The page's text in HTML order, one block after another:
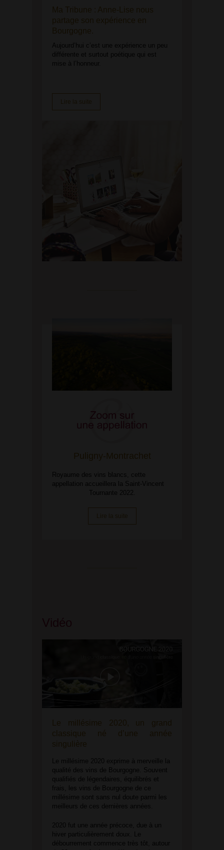
Ma Tribune : Anne-Lise nous
partage son expérience en
Bourgogne.
Aujourd’hui c’est une expérience un peu
différente et surtout poétique qui est
mise à l’honneur.
Lire la suite
Puligny-Montrachet
Royaume des vins blancs, cette
appellation accueillera la Saint-Vincent
Tournante 2022.
Lire la suite
Le millésime 2020, un grand
classique né d’une année
singulière
Le millésime 2020 exprime à merveille la
qualité des vins de Bourgogne. Souvent
qualifiés de légendaires, équilibrés et
frais, les vins de Bourgogne de ce
millésime sont sans nul doute parmi les
meilleurs de ces dernières années.
2020 fut une année précoce, due à un
hiver particulièrement doux. Le
débourrement commence très tôt, autour